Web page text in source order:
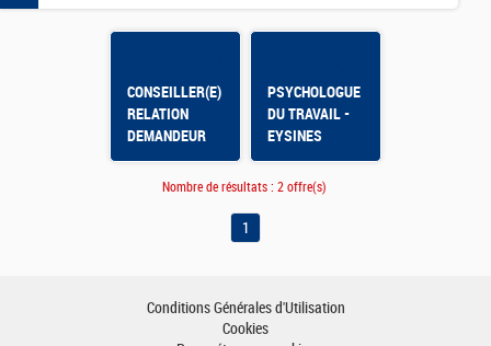
CONSEILLER(E)
RELATION
DEMANDEUR
D'EMPLOI -
OLORON
PSYCHOLOGUE
DU TRAVAIL -
EYSINES
Nombre de résultats : 2 offre(s)
1
Conditions Générales d'Utilisation
Cookies